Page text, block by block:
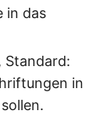
in das
Standard:
in